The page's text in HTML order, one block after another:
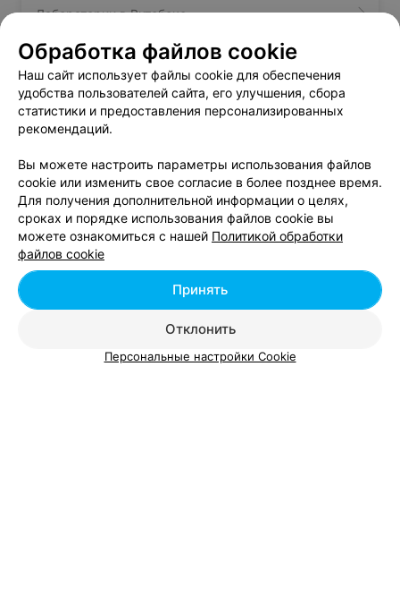
Лаборатории в Витебске
Лечебный массаж тела в Витебске
Педиатрия в Витебске
Добавить компанию
Добавить специалиста
Обработка файлов cookie
Наш сайт использует файлы cookie для обеспечения
удобства пользователей сайта, его улучшения, сбора
статистики и предоставления персонализированных
рекомендаций.
Вы можете настроить параметры использования файлов
cookie или изменить свое согласие в более позднее время.
Для получения дополнительной информации о целях,
сроках и порядке использования файлов cookie вы
можете ознакомиться с нашей Политикой обработки
файлов cookie
Отклонить
Принять
Персональные настройки Cookie